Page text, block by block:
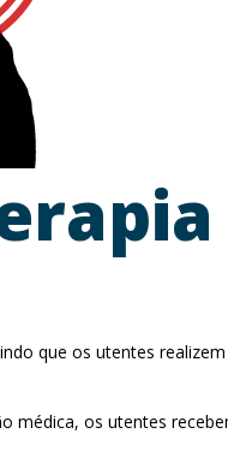
que os utentes
médica, os utentes